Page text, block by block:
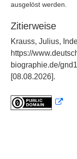
ausgelöst werden.
Zitierweise
Krauss, Julius,
https://
biographie.de/
[08.08.2026].